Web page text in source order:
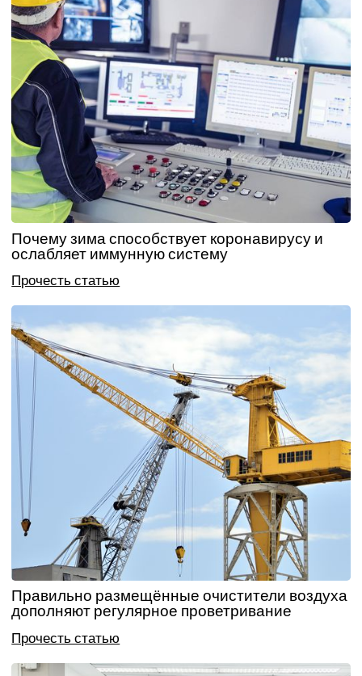
Почему зима способствует коронавирусу и
ослабляет иммунную систему
Прочесть статью
Правильно размещённые очистители воздуха
дополняют регулярное проветривание
Прочесть статью